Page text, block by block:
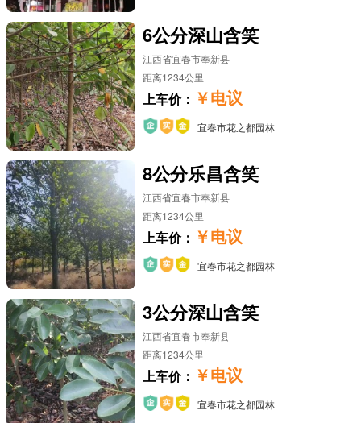
6公分深山含笑
江西省宜春市奉新县
距离1234公里
上车价： ￥电议
宜春市花之都园林
8公分乐昌含笑
江西省宜春市奉新县
距离1234公里
上车价： ￥电议
宜春市花之都园林
3公分深山含笑
江西省宜春市奉新县
距离1234公里
上车价： ￥电议
宜春市花之都园林